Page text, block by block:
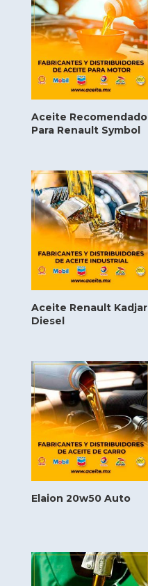
Aceite Recomendado
Para Renault Symbol
Aceite Renault Kadjar
Diesel
Elaion 20w50 Auto